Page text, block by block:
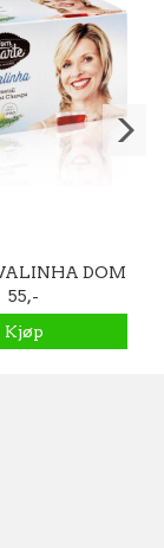
DOM
20 TEPOSER
55,-
Kjøp